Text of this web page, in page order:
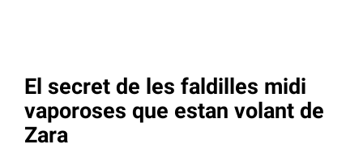
El secret de les faldilles midi
vaporoses que estan volant de
Zara